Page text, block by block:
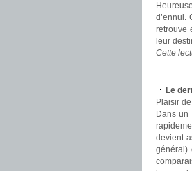
d’ennui.
retrouve
leur
Cette
Le
Plaisir
Dans
devient
général)